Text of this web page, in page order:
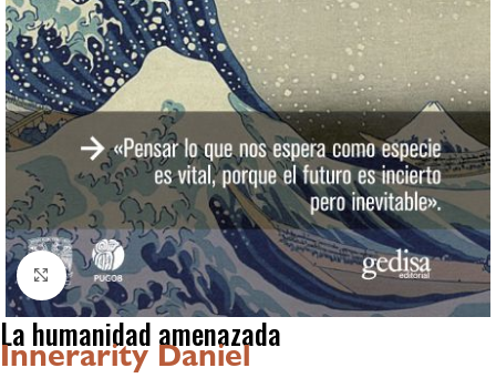
Click to enlarge
La humanidad amenazada
Innerarity Daniel